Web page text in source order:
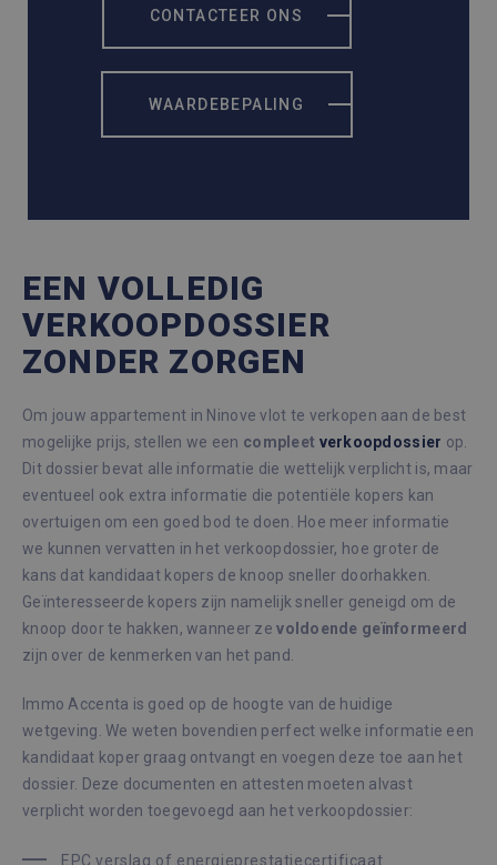
CONTACTEER ONS
WAARDEBEPALING
EEN VOLLEDIG
VERKOOPDOSSIER
ZONDER ZORGEN
Om jouw appartement in Ninove vlot te verkopen aan de best
mogelijke prijs, stellen we een compleet verkoopdossier op.
Dit dossier bevat alle informatie die wettelijk verplicht is, maar
eventueel ook extra informatie die potentiële kopers kan
overtuigen om een goed bod te doen. Hoe meer informatie
we kunnen vervatten in het verkoopdossier, hoe groter de
kans dat kandidaat kopers de knoop sneller doorhakken.
Geïnteresseerde kopers zijn namelijk sneller geneigd om de
knoop door te hakken, wanneer zevoldoende geïnformeerd
zijn over de kenmerken van het pand.
Immo Accenta is goed op de hoogte van de huidige
wetgeving. We weten bovendien perfect welke informatie een
kandidaat koper graag ontvangt en voegen deze toe aan het
dossier. Deze documenten en attesten moeten alvast
verplicht worden toegevoegd aan het verkoopdossier:
EPC verslag of energieprestatiecertificaat